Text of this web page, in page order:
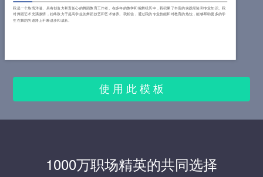
我是一个热情洋溢、具有创造力和责任心的舞蹈教育工作者。在多年的教学和编舞经历中，我积累了丰富的实践经验和专业知识。我
对舞蹈艺术充满激情，始终致力于提高学生的舞蹈技艺和艺术修养。我相信，通过我的专业技能和对教育的热忱，能够帮助更多的学
生在舞蹈的道路上不断进步和成长。
使 用 此 模 板
1000万职场精英的共同选择